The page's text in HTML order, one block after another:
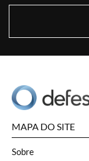
MAPA DO SITE
Sobre